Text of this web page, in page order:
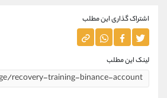
اشتراک گذاری این مطلب
لینک این مطلب